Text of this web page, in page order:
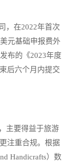
在2022年首次
元基础申报费外
布的《2023年度
后六个月内提交
主要得益于旅游
注重合规。根据
Handicrafts）数